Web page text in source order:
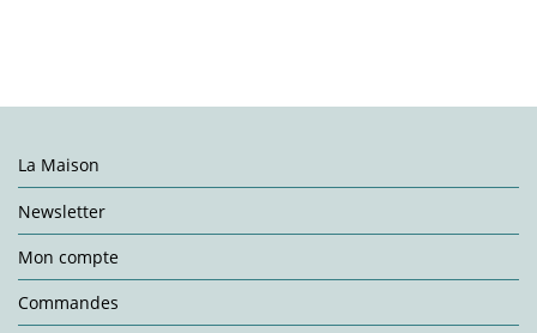
La Maison
Newsletter
Mon compte
Commandes